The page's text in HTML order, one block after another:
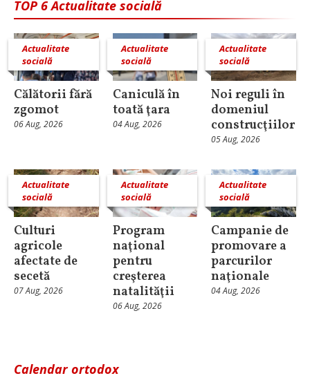
TOP 6 Actualitate socială
Actualitate
socială
Călătorii fără
zgomot
06 Aug, 2026
Actualitate
socială
Caniculă în
toată ţara
04 Aug, 2026
Actualitate
socială
Noi reguli în
domeniul
construcţiilor
05 Aug, 2026
Actualitate
socială
Culturi
agricole
afectate de
secetă
07 Aug, 2026
Actualitate
socială
Program
naţional
pentru
creşterea
natalităţii
06 Aug, 2026
Actualitate
socială
Campanie de
promovare a
parcurilor
naţionale
04 Aug, 2026
Calendar ortodox